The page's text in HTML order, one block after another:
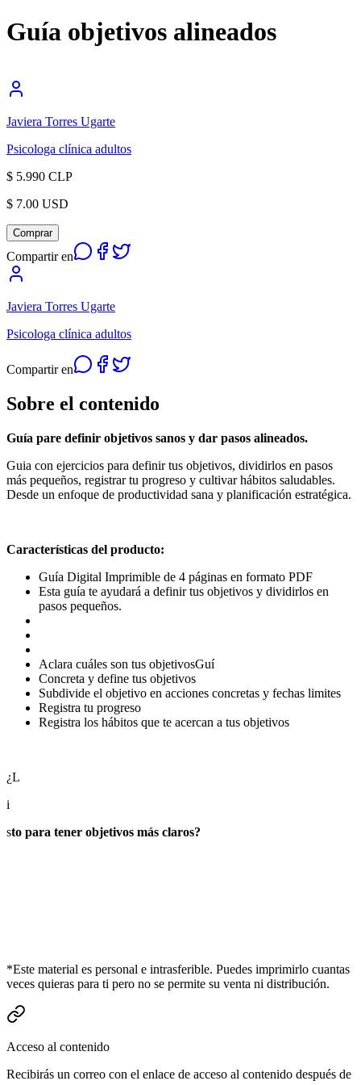
Guía objetivos alineados
Javiera Torres Ugarte
Psicologa clínica adultos
$ 5.990 CLP
$ 7.00 USD
Comprar
Compartir en
Javiera Torres Ugarte
Psicologa clínica adultos
Compartir en
Sobre el contenido
Guía pare definir objetivos sanos y dar pasos alineados.
Guia con ejercicios para definir tus objetivos, dividirlos en pasos
más pequeños, registrar tu progreso y cultivar hábitos saludables.
Desde un enfoque de productividad sana y planificación estratégica.
Características del producto:
Guía Digital Imprimible de 4 páginas en formato PDF
Esta guía te ayudará a definir tus objetivos y dividirlos en
pasos pequeños.
Aclara cuáles son tus objetivosGuí
Concreta y define tus objetivos
Subdivide el objetivo en acciones concretas y fechas limites
Registra tu progreso
Registra los hábitos que te acercan a tus objetivos
¿L
i
sto para tener objetivos más claros?
*Este material es personal e intrasferible. Puedes imprimirlo cuantas
veces quieras para ti pero no se permite su venta ni distribución.
Acceso al contenido
Recibirás un correo con el enlace de acceso al contenido después de